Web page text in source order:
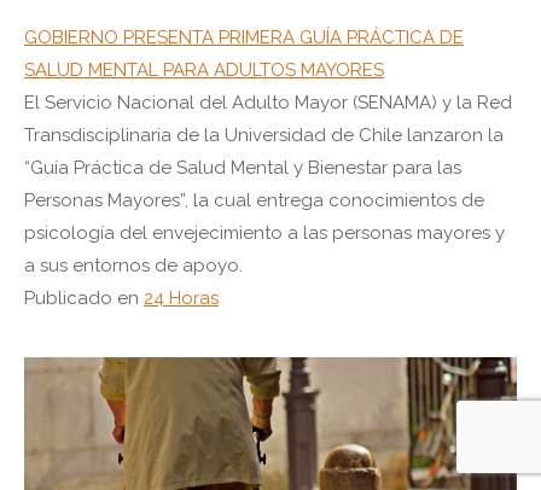
GOBIERNO PRESENTA PRIMERA GUÍA PRÁCTICA DE
SALUD MENTAL PARA ADULTOS MAYORES
El Servicio Nacional del Adulto Mayor (SENAMA) y la Red
Transdisciplinaria de la Universidad de Chile lanzaron la
“Guía Práctica de Salud Mental y Bienestar para las
Personas Mayores”, la cual entrega conocimientos de
psicología del envejecimiento a las personas mayores y
a sus entornos de apoyo.
Publicado en 24 Horas